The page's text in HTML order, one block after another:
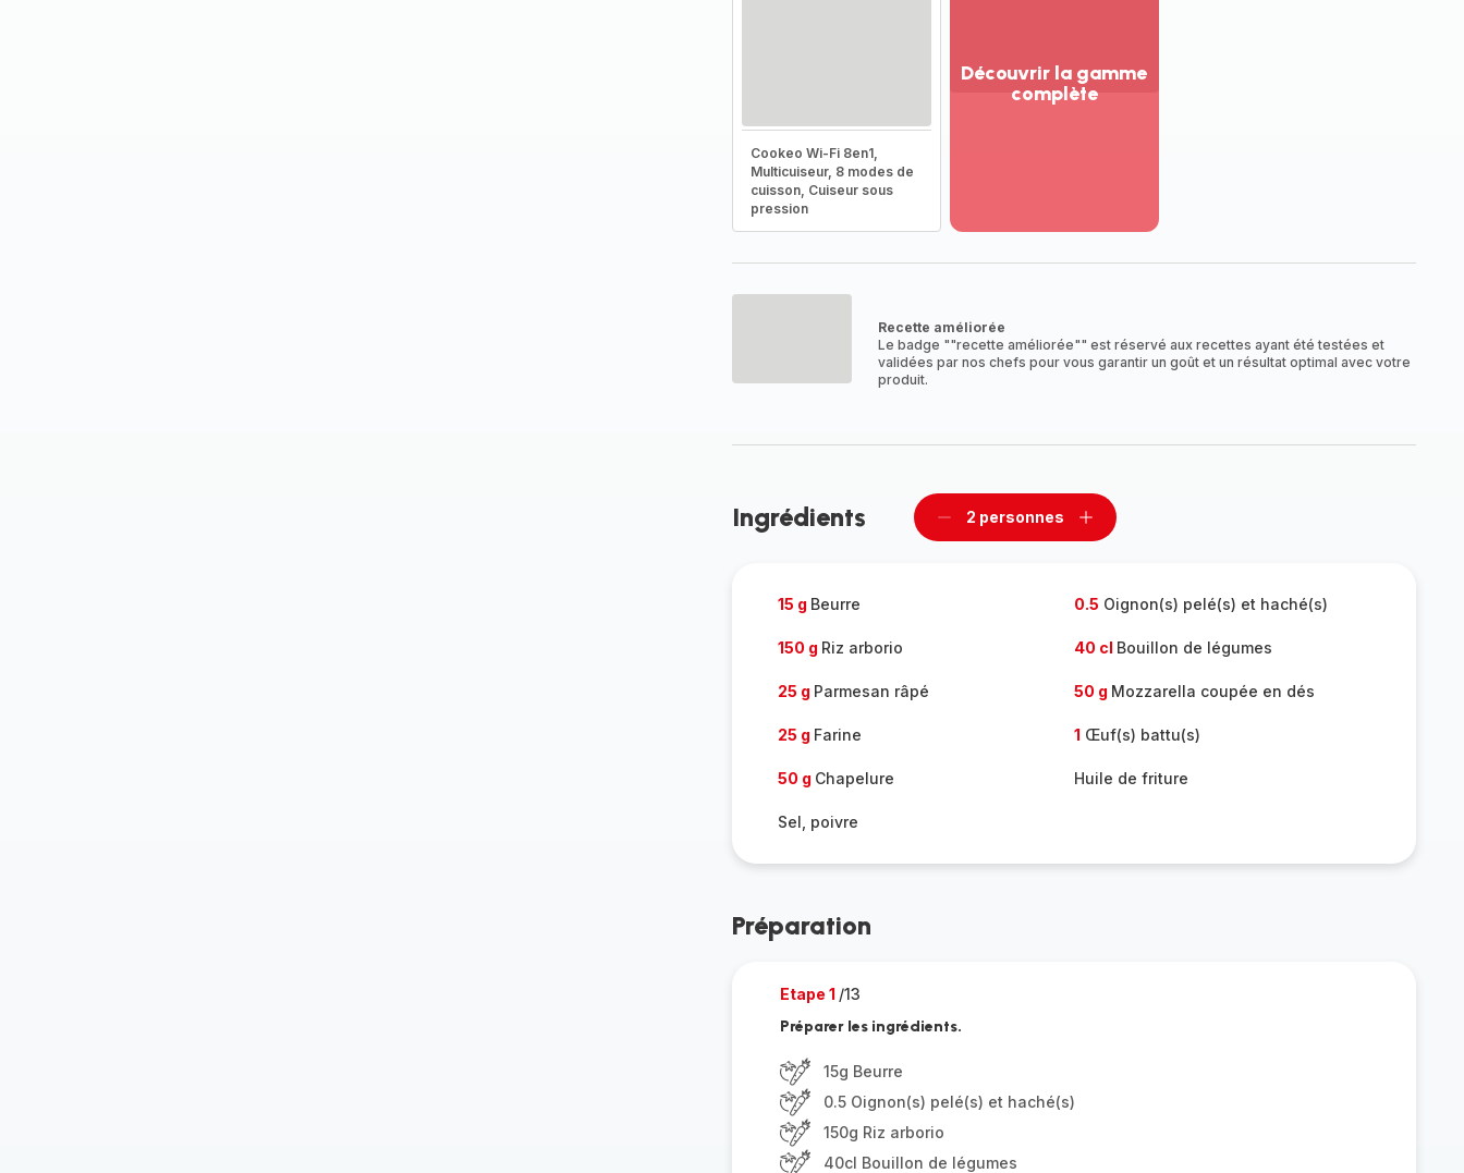
Cookeo Wi-Fi 8en1,
Multicuiseur, 8 modes de
cuisson, Cuiseur sous
pression
Découvrir la gamme
complète
-
Recette améliorée
Le badge ""recette améliorée"" est réservé aux recettes ayant été testées et
validées par nos chefs pour vous garantir un goût et un résultat optimal avec votre
produit.
Ingrédients
Supprimer
personnes
2 personnes
Ajouter
personnes
15 g Beurre 0.5 Oignon(s) pelé(s) et haché(s)
150 g Riz arborio 40 cl Bouillon de légumes
25 g Parmesan râpé 50 g Mozzarella coupée en dés
25 g Farine 1 Œuf(s) battu(s)
50 g Chapelure Huile de friture
Sel, poivre
Préparation
Etape 1 /13
Préparer les ingrédients.
15g Beurre
0.5 Oignon(s) pelé(s) et haché(s)
150g Riz arborio
40cl Bouillon de légumes